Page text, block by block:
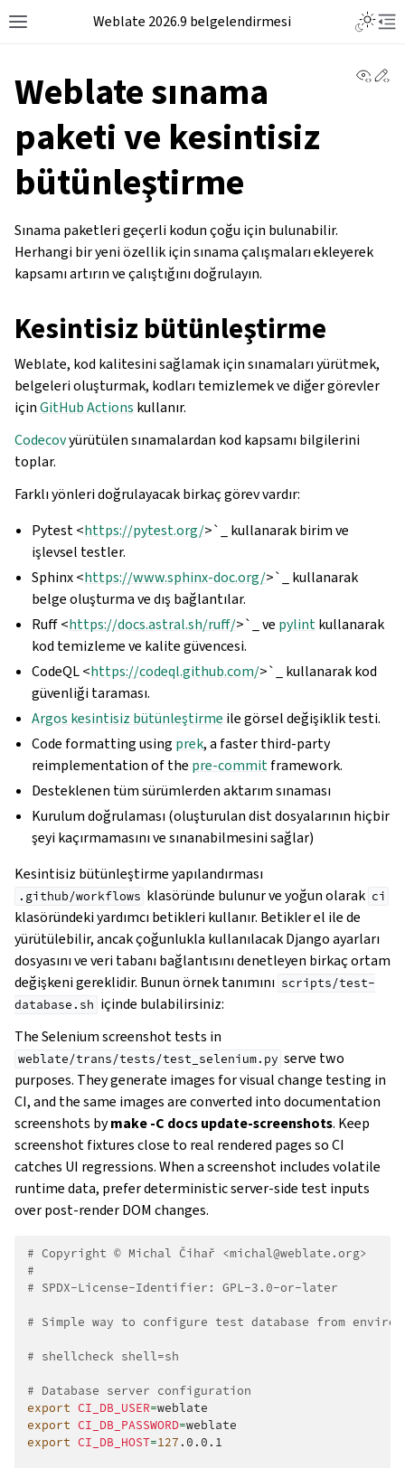
Weblate 2026.9 belgelendirmesi
Weblate sınama
paketi ve kesintisiz
bütünleştirme
Sınama paketleri geçerli kodun çoğu için bulunabilir.
Herhangi bir yeni özellik için sınama çalışmaları ekleyerek
kapsamı artırın ve çalıştığını doğrulayın.
Kesintisiz bütünleştirme
Weblate, kod kalitesini sağlamak için sınamaları yürütmek,
belgeleri oluşturmak, kodları temizlemek ve diğer görevler
içinGitHub Actions kullanır.
Codecovyürütülen sınamalardan kod kapsamı bilgilerini
toplar.
Farklı yönleri doğrulayacak birkaç görev vardır:
Pytest <https://pytest.org/>`_ kullanarak birim ve
işlevsel testler.
Sphinx <https://www.sphinx-doc.org/>`_ kullanarak
belge oluşturma ve dış bağlantılar.
Ruff <https://docs.astral.sh/ruff/>`_ ve pylintkullanarak
kod temizleme ve kalite güvencesi.
CodeQL <https://codeql.github.com/>`_ kullanarak kod
güvenliği taraması.
Argos kesintisiz bütünleştirme ile görsel değişiklik testi.
Code formatting using prek, a faster third-party
reimplementation of the pre-commitframework.
Desteklenen tüm sürümlerden aktarım sınaması
Kurulum doğrulaması (oluşturulan dist dosyalarının hiçbir
şeyi kaçırmamasını ve sınanabilmesini sağlar)
Kesintisiz bütünleştirme yapılandırması
.github/workflows klasöründe bulunur ve yoğun olarak ci
klasöründeki yardımcı betikleri kullanır. Betikler el ile de
yürütülebilir, ancak çoğunlukla kullanılacak Django ayarları
dosyasını ve veri tabanı bağlantısını denetleyen birkaç ortam
değişkeni gereklidir. Bunun örnek tanımını scripts/test-
database.sh içinde bulabilirsiniz:
The Selenium screenshot tests in
weblate/trans/tests/test_selenium.py serve two
purposes. They generate images for visual change testing in
CI, and the same images are converted into documentation
screenshots bymake -C docs update-screenshots. Keep
screenshot fixtures close to real rendered pages so CI
catches UI regressions. When a screenshot includes volatile
runtime data, prefer deterministic server-side test inputs
over post-render DOM changes.
# Copyright © Michal Čihař <michal@weblate.org>
#
# SPDX-License-Identifier: GPL-3.0-or-later
# Simple way to configure test database from
# shellcheck shell=sh
# Database server configuration
export CI_DB_USER=
export CI_DB_PASSWORD=
export CI_DB_HOST=127 .0.0.1